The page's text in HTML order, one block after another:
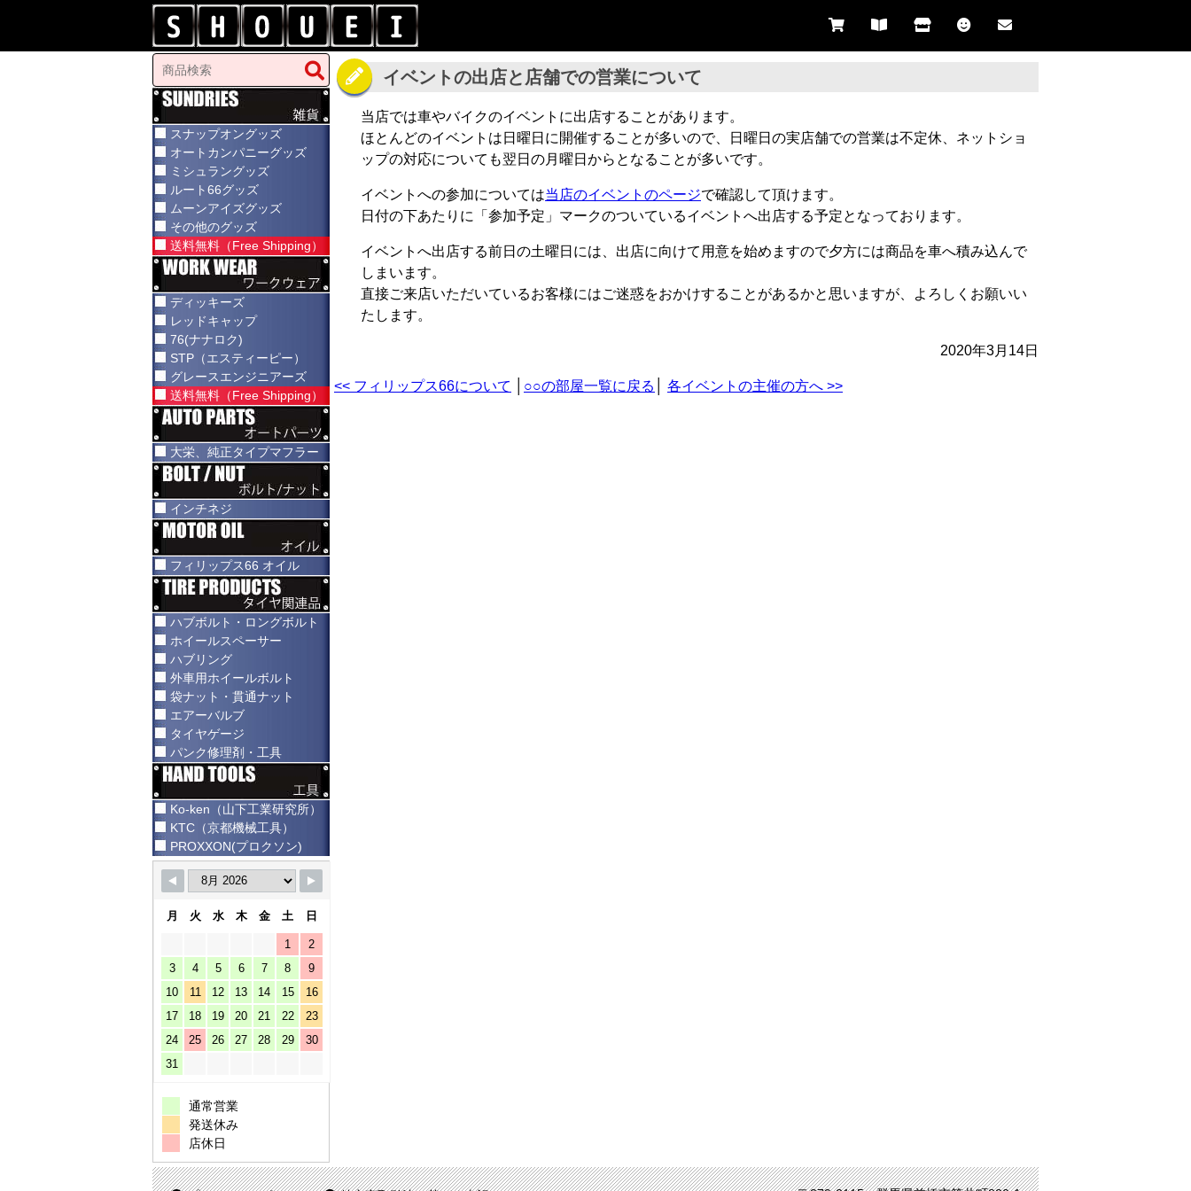
スナップオングッズ
オートカンパニーグッズ
ミシュラングッズ
ルート66グッズ
ムーンアイズグッズ
その他のグッズ
送料無料（Free Shipping）
ディッキーズ
レッドキャップ
76(ナナロク)
STP（エスティーピー）
グレースエンジニアーズ
送料無料（Free Shipping）
大栄、純正タイプマフラー
インチネジ
フィリップス66 オイル
ハブボルト・ロングボルト
ホイールスペーサー
ハブリング
外車用ホイールボルト
袋ナット・貫通ナット
エアーバルブ
タイヤゲージ
パンク修理剤・工具
Ko-ken（山下工業研究所）
KTC（京都機械工具）
PROXXON(プロクソン)
月 火 水 木 金 土 日
1
2
3
4 5 6 7 8
9
10
11 12 13 14 15
16
17
18 19 20 21 22
23
24
25 26 27 28 29
30
31
通常営業
発送休み
店休日
イベントの出店と店舗での営業について
当店では車やバイクのイベントに出店することがあります。
ほとんどのイベントは日曜日に開催することが多いので、日曜日の実店舗での営業は不定休、ネットショ
ップの対応についても翌日の月曜日からとなることが多いです。
イベントへの参加については当店のイベントのページで確認して頂けます。
日付の下あたりに「参加予定」マークのついているイベントへ出店する予定となっております。
イベントへ出店する前日の土曜日には、出店に向けて用意を始めますので夕方には商品を車へ積み込んで
しまいます。
直接ご来店いただいているお客様にはご迷惑をおかけすることがあるかと思いますが、よろしくお願いい
たします。
2020年3月14日
<< フィリップス66について ○○の部屋一覧に戻る 各イベントの主催の方へ >>